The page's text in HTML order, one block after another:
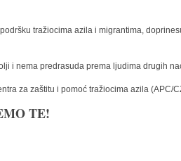
tražiocima azila i migrantima,
i nema predrasuda prema ljudima drugih
za zaštitu i pomoć tražiocima azila (APC/
TE!